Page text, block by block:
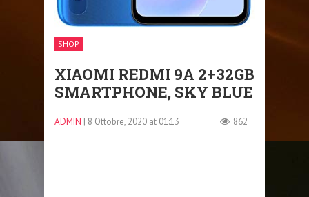
SHOP
XIAOMI REDMI 9A 2+32GB
SMARTPHONE, SKY BLUE
ADMIN | 8 Ottobre, 2020 at 01:13 862